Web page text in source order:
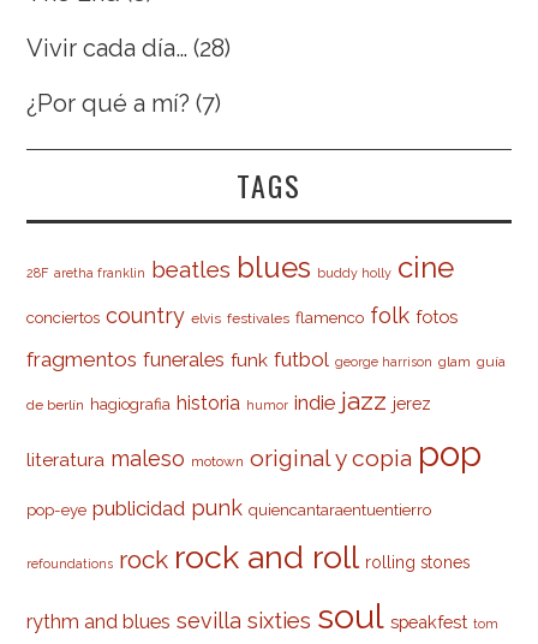
Vivir cada día… (28)
¿Por qué a mí? (7)
TAGS
28F aretha franklin beatles blues buddy holly cine
conciertos country elvis festivales flamenco folk fotos
fragmentos funerales funk futbol george harrison glam guía
de berlín hagiografia historia humor indie jazz jerez
literatura maleso motown original y copia pop
pop-eye publicidad punk quiencantaraentuentierro
refoundations rock rock and roll rolling stones
rythm and blues sevilla sixties soul speakfest tom